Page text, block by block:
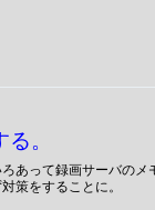
。
あって録画サーバの
策をすることに。